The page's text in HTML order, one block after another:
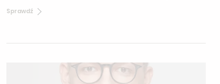
najlepszą strategię leczenia, dopasowaną do Twoich
Sprawdź